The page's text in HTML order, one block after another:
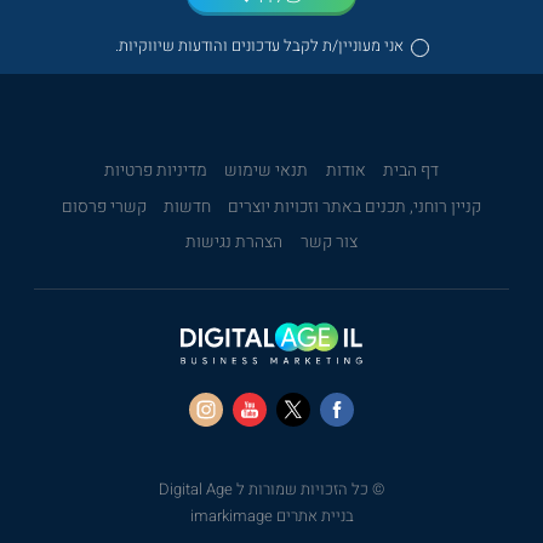
אני מעוניין/ת לקבל עדכונים והודעות שיווקיות.
דף הבית אודות תנאי שימוש
מדיניות פרטיות
קניין רוחני, תכנים באתר וזכויות יוצרים
חדשות
קשרי פרסום
צור קשר
הצהרת נגישות
© כל הזכויות שמורות ל Digital Age
בניית אתרים imarkimage